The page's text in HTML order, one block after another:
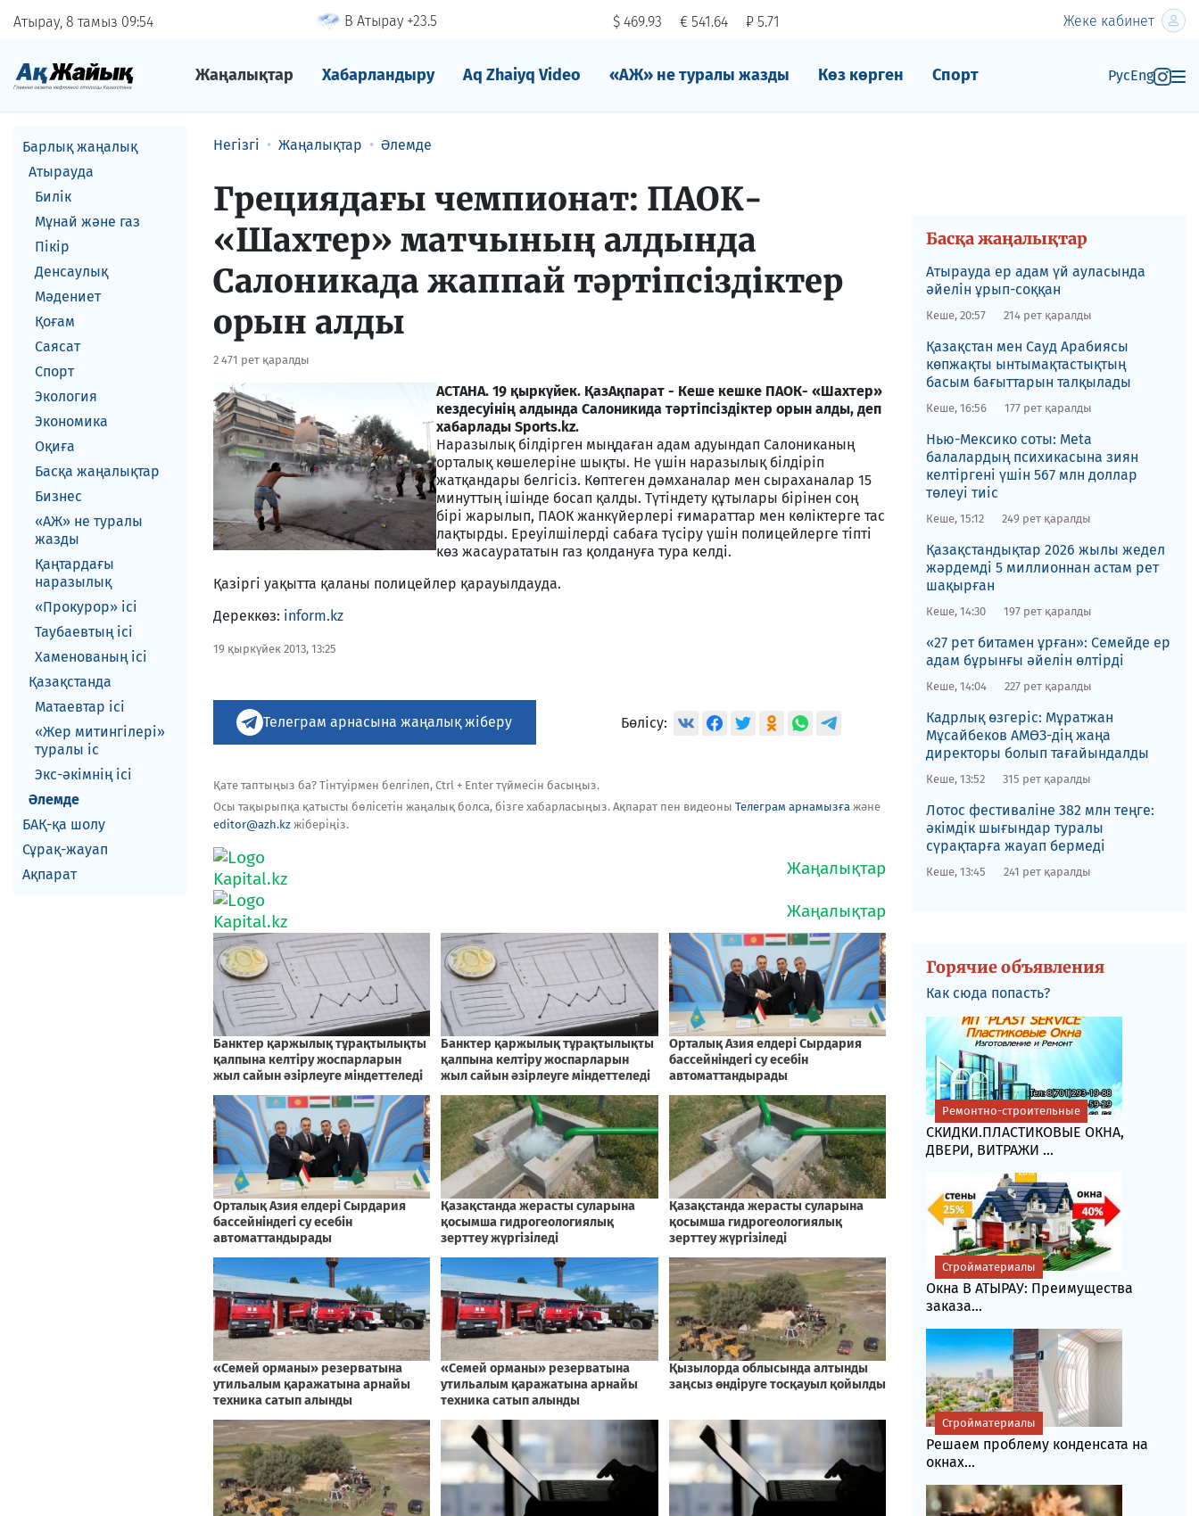
Атырау, 8 тамыз 0954 В Атырау +23.5 $ 469.93 € 541.64 ₽ 5.71 Жеке кабинет
Жаңалықтар Хабарландыру Aq Zhaiyq Video «АЖ» не туралы жазды Көз көрген Спорт РусEng
Барлық жаңалық
Атырауда
Билік
Мұнай және газ
Пікір
Денсаулық
Мәдениет
Қоғам
Саясат
Спорт
Экология
Экономика
Оқиға
Басқа жаңалықтар
Бизнес
«АЖ» не туралы
жазды
Қаңтардағы
наразылық
«Прокурор» ісі
Таубаевтың ісі
Хаменованың ісі
Қазақстанда
Матаевтар ici
«Жер митингілері»
туралы іс
Экс-әкiмнiң iсi
Әлемде
БАҚ-қа шолу
Сұрақ-жауап
Ақпарат
Негізгі Жаңалықтар Әлемде
Грециядағы чемпионат: ПАОК-
«Шахтер» матчының алдында
Салоникада жаппай тәртіпсіздіктер
орын алды
2 471 рет қаралды
АСТАНА. 19 қыркүйек. ҚазАқпарат - Кеше кешке ПАОК- «Шахтер»
кездесуінің алдында Салоникида тәртіпсіздіктер орын алды, деп
хабарлады Sports.kz.
Наразылық білдірген мыңдаған адам адуындап Салониканың
орталық көшелеріне шықты. Не үшін наразылық білдіріп
жатқандары белгісіз. Көптеген дәмханалар мен сыраханалар 15
минуттың ішінде босап қалды. Түтіндету құтылары бірінен соң
бірі жарылып, ПАОК жанкүйерлері ғимараттар мен көліктерге тас
лақтырды. Ереуілшілерді сабаға түсіру үшін полицейлерге тіпті
көз жасаурататын газ қолдануға тура келді.
Қазіргі уақытта қаланы полицейлер қарауылдауда.
Дереккөз: inform.kz
19 қыркүйек 2013, 13:25
Телеграм арнасына жаңалық жіберу Бөлісу:
Қате таптыңыз ба? Тінтуірмен белгілеп, Ctrl + Enter түймесін басыңыз.
Осы тақырыпқа қатысты бөлісетін жаңалық болса, бізге хабарласыңыз. Ақпарат пен видеоны Телеграм арнамызға және
editor@azh.kz жіберіңіз.
Басқа жаңалықтар
Атырауда ер адам үй ауласында
әйелін ұрып-соққан
Кеше, 20:57 214 рет қаралды
Қазақстан мен Сауд Арабиясы
көпжақты ынтымақтастықтың
басым бағыттарын талқылады
Кеше, 16:56 177 рет қаралды
Нью-Мексико соты​: Meta
балалардың психикасына зиян
келтіргені үшін 567 млн доллар
төлеуі тиіс
Кеше, 15:12 249 рет қаралды
Қазақстандықтар 2026 жылы жедел
жәрдемді 5 миллионнан астам рет
шақырған
Кеше, 14:30 197 рет қаралды
«27 рет битамен ұрған»: Семейде ер
адам бұрынғы әйелін өлтірді
Кеше, 14:04 227 рет қаралды
Кадрлық өзгеріс: Мұратжан
Мұсайбеков АМӨЗ-дің жаңа
директоры болып ​тағайындалды
Кеше, 13:52 315 рет қаралды
Лотос фестиваліне​ 382 млн теңге:
әкімдік шығындар туралы
сүрақтарға жауап бермеді
Кеше, 13:45 241 рет қаралды
Горячие объявления
Как сюда попасть?
СКИДКИ.ПЛАСТИКОВЫЕ ОКНА,
ДВЕРИ, ВИТРАЖИ ...
Ремонтно-строительные
Окна В АТЫРАУ: Преимущества
заказа...
Стройматериалы
Решаем проблему конденсата на
окнах...
Стройматериалы